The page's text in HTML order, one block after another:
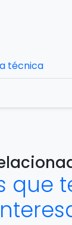
técnica
que